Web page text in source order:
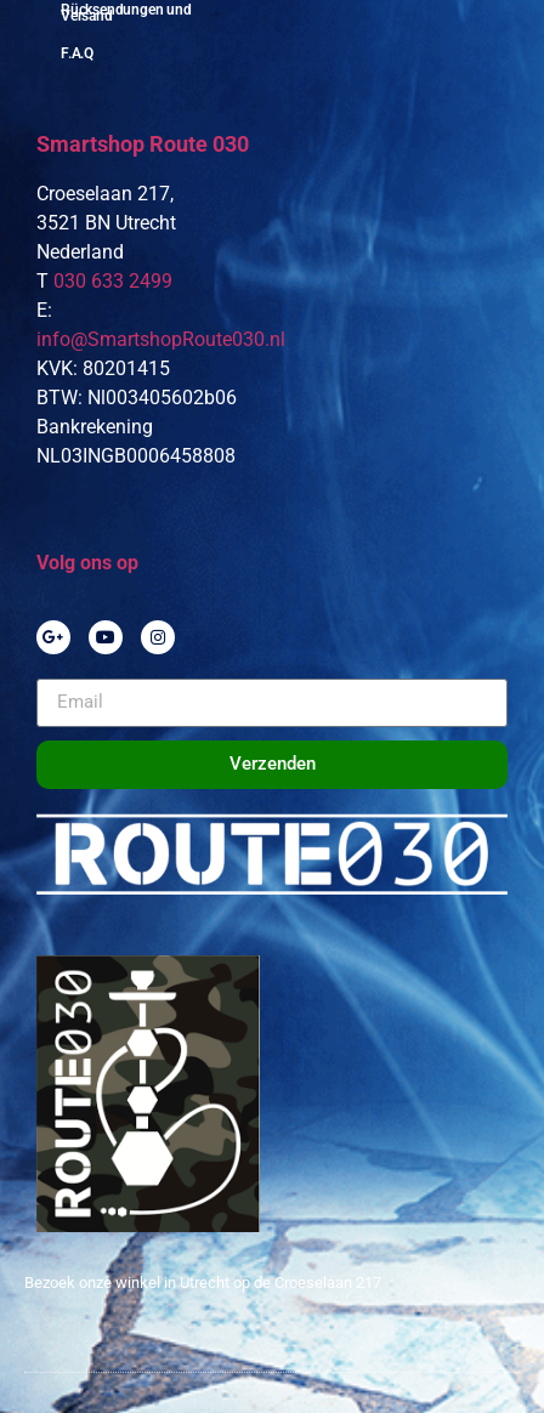
Rücksendungen und
Versand
F.A.Q
Smartshop Route 030
Croeselaan 217,
3521 BN Utrecht
Nederland
T 030 633 2499
E:
info@SmartshopRoute030.nl
KVK: 80201415
BTW: Nl003405602b06
Bankrekening
NL03INGB0006458808
Volg ons op
Verzenden
Bezoek onze winkel in Utrecht op de Croeselaan 217